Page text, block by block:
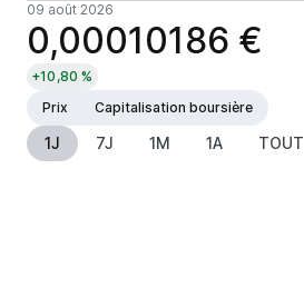
09 août 2026
0,00010186 €
+10,80 %
Prix
Capitalisation boursière
1J 7J 1M 1A TOUT